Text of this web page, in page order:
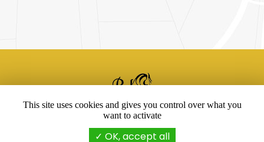
Ecole d'équitation du Bélice,Centre d'équitation
à Beaucaire
Mentions légales-Plan du site -Liens utiles
This site uses cookies and gives you control over what you
want to activate
OK, accept all